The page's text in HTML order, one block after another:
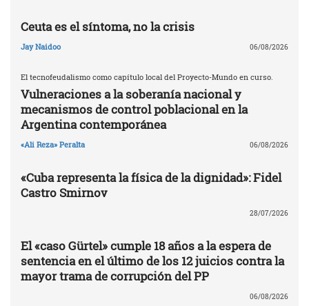
Ceuta es el síntoma, no la crisis
Jay Naidoo 06/08/2026
El tecnofeudalismo como capítulo local del Proyecto-Mundo en curso.
Vulneraciones a la soberanía nacional y
mecanismos de control poblacional en la
Argentina contemporánea
«Ali Reza» Peralta 06/08/2026
«Cuba representa la física de la dignidad»: Fidel
Castro Smirnov
28/07/2026
El «caso Gürtel» cumple 18 años a la espera de
sentencia en el último de los 12 juicios contra la
mayor trama de corrupción del PP
06/08/2026